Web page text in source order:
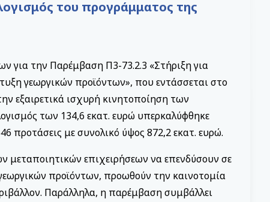
του προγράμματος της
για την Παρέμβαση Π3-73.2.3 «Στήριξη για
γεωργικών προϊόντων», που εντάσσεται στο
εξαιρετικά ισχυρή κινητοποίηση των
των 134,6 εκατ. ευρώ υπερκαλύφθηκε
προτάσεις με συνολικό ύψος 872,2 εκατ. ευρώ.
μεταποιητικών επιχειρήσεων να επενδύσουν σε
προϊόντων, προωθούν την καινοτομία
Παράλληλα, η παρέμβαση συμβάλλει